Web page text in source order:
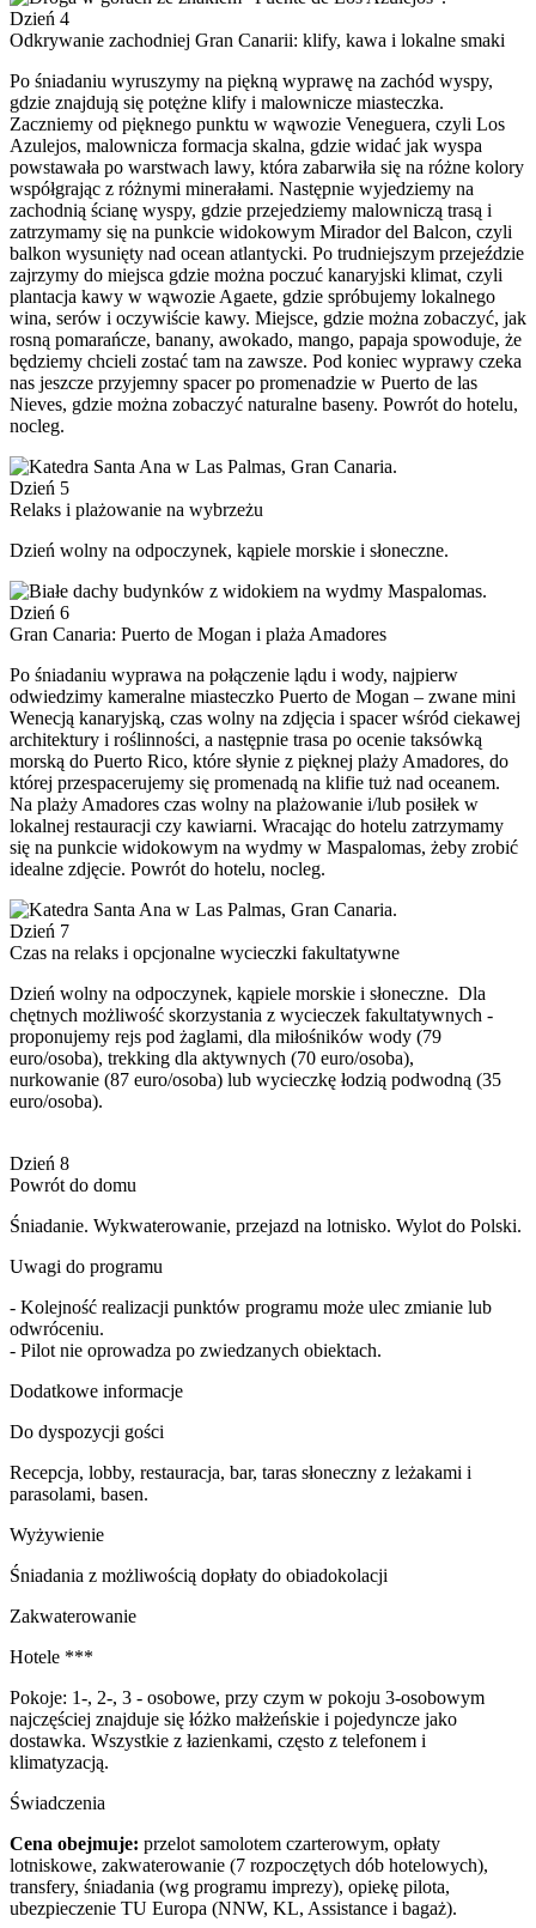
Dzień 4
Odkrywanie zachodniej Gran Canarii: klify, kawa i lokalne smaki
Po śniadaniu wyruszymy na piękną wyprawę na zachód wyspy,
gdzie znajdują się potężne klify i malownicze miasteczka.
Zaczniemy od pięknego punktu w wąwozie Veneguera, czyli Los
Azulejos, malownicza formacja skalna, gdzie widać jak wyspa
powstawała po warstwach lawy, która zabarwiła się na różne kolory
współgrając z różnymi minerałami. Następnie wyjedziemy na
zachodnią ścianę wyspy, gdzie przejedziemy malowniczą trasą i
zatrzymamy się na punkcie widokowym Mirador del Balcon, czyli
balkon wysunięty nad ocean atlantycki. Po trudniejszym przejeździe
zajrzymy do miejsca gdzie można poczuć kanaryjski klimat, czyli
plantacja kawy w wąwozie Agaete, gdzie spróbujemy lokalnego
wina, serów i oczywiście kawy. Miejsce, gdzie można zobaczyć, jak
rosną pomarańcze, banany, awokado, mango, papaja spowoduje, że
będziemy chcieli zostać tam na zawsze. Pod koniec wyprawy czeka
nas jeszcze przyjemny spacer po promenadzie w Puerto de las
Nieves, gdzie można zobaczyć naturalne baseny. Powrót do hotelu,
nocleg.
Dzień 5
Relaks i plażowanie na wybrzeżu
Dzień wolny na odpoczynek, kąpiele morskie i słoneczne.
Dzień 6
Gran Canaria: Puerto de Mogan i plaża Amadores
Po śniadaniu wyprawa na połączenie lądu i wody, najpierw
odwiedzimy kameralne miasteczko Puerto de Mogan – zwane mini
Wenecją kanaryjską, czas wolny na zdjęcia i spacer wśród ciekawej
architektury i roślinności, a następnie trasa po ocenie taksówką
morską do Puerto Rico, które słynie z pięknej plaży Amadores, do
której przespacerujemy się promenadą na klifie tuż nad oceanem.
Na plaży Amadores czas wolny na plażowanie i/lub posiłek w
lokalnej restauracji czy kawiarni. Wracając do hotelu zatrzymamy
się na punkcie widokowym na wydmy w Maspalomas, żeby zrobić
idealne zdjęcie. Powrót do hotelu, nocleg.
Dzień 7
Czas na relaks i opcjonalne wycieczki fakultatywne
Dzień wolny na odpoczynek, kąpiele morskie i słoneczne. Dla
chętnych możliwość skorzystania z wycieczek fakultatywnych -
proponujemy rejs pod żaglami, dla miłośników wody (79
euro/osoba), trekking dla aktywnych (70 euro/osoba),
nurkowanie (87 euro/osoba) lub wycieczkę łodzią podwodną (35
euro/osoba).
Dzień 8
Powrót do domu
Śniadanie. Wykwaterowanie, przejazd na lotnisko. Wylot do Polski.
Uwagi do programu
- Kolejność realizacji punktów programu może ulec zmianie lub
odwróceniu.
- Pilot nie oprowadza po zwiedzanych obiektach.
Dodatkowe informacje
Do dyspozycji gości
Recepcja, lobby, restauracja, bar, taras słoneczny z leżakami i
parasolami, basen.
Wyżywienie
Śniadania z możliwością dopłaty do obiadokolacji
Zakwaterowanie
Hotele ***
Pokoje: 1-, 2-, 3 - osobowe, przy czym w pokoju 3-osobowym
najczęściej znajduje się łóżko małżeńskie i pojedyncze jako
dostawka. Wszystkie z łazienkami, często z telefonem i
klimatyzacją.
Świadczenia
Cena obejmuje: przelot samolotem czarterowym, opłaty
lotniskowe, zakwaterowanie (7 rozpoczętych dób hotelowych),
transfery, śniadania (wg programu imprezy), opiekę pilota,
ubezpieczenie TU Europa (NNW, KL, Assistance i bagaż).